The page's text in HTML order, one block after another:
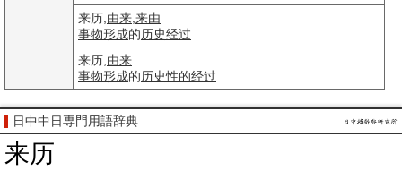
来历, 由来 来由
事物形成的历史经过
来历, 由来
事物形成的历史性的经过
日中中日専門用語辞典
来历